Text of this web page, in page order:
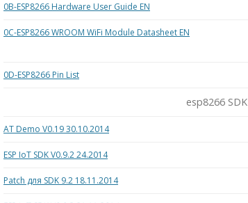
0B-ESP8266 Hardware User Guide EN
0C-ESP8266 WROOM WiFi Module Datasheet EN
0D-ESP8266 Pin List
esp8266 SDK
AT Demo V0.19 30.10.2014
ESP IoT SDK V0.9.2 24.2014
Patch для SDK 9.2 18.11.2014